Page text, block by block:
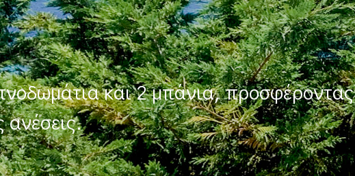
και 2 μπάνια, προσφέροντας
ανέσεις.